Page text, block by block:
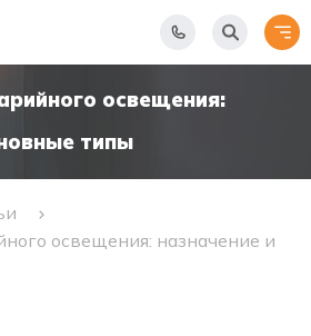
освещения:
типы
освещения: назначение и